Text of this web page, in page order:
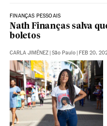
FINANÇAS PESSOAIS
Nath Finanças salva
boletos
CARLA JIMÉNEZ São Paulo FEB 20,